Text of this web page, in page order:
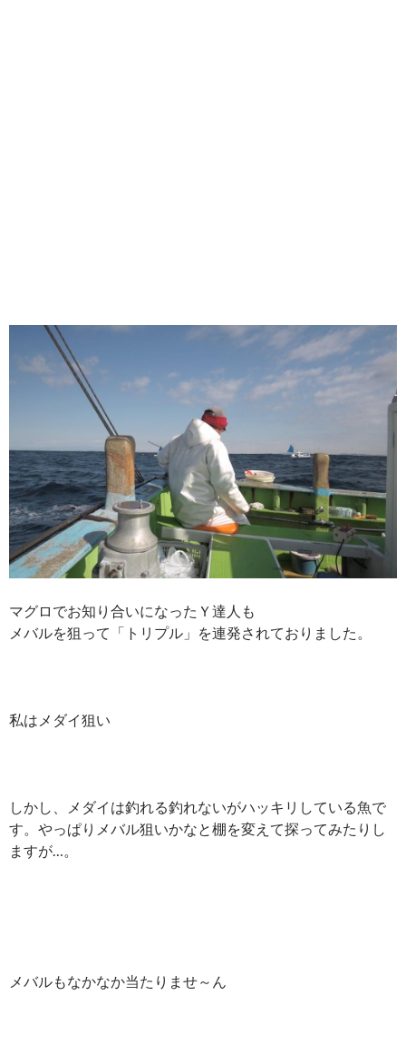
マグロでお知り合いになったＹ達人も
メバルを狙って「トリプル」を連発されておりました。
私はメダイ狙い
しかし、メダイは釣れる釣れないがハッキリしている魚で
す。やっぱりメバル狙いかなと棚を変えて探ってみたりし
ますが…。
メバルもなかなか当たりませ～ん